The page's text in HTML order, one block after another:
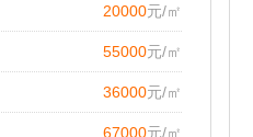
20000元/㎡
55000元/㎡
36000元/㎡
67000元/㎡